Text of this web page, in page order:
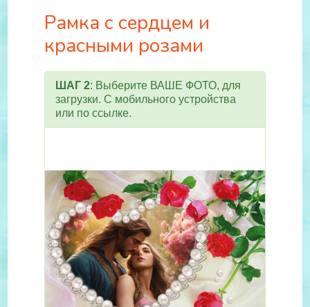
Рамка с сердцем и
красными розами
ШАГ 2: Выберите ВАШЕ ФОТО, для
загрузки. С мобильного устройства
или по ссылке.